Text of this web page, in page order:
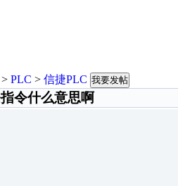
> PLC > 信捷PLC 我要发帖
令什么意思啊